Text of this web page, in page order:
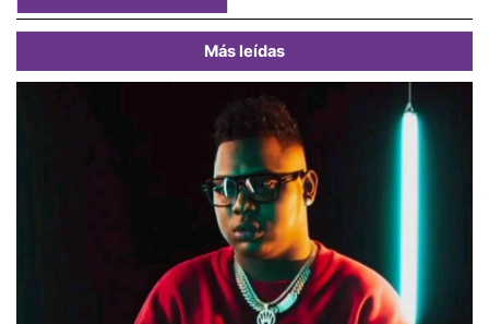
Más leídas